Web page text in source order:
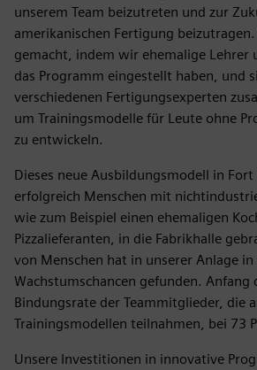
unserem Team beizutreten und zur
amerikanischen Fertigung
gemacht, indem wir ehemalige Lehrer
das Programm eingestellt haben, und
verschiedenen Fertigungsexperten
um Trainingsmodelle für Leute ohne
zu entwickeln.
Dieses neue Ausbildungsmodell in
erfolgreich Menschen mit
wie zum Beispiel einen ehemaligen
Pizzalieferanten, in die Fabrikhalle
von Menschen hat in unserer Anlage
Wachstumschancen gefunden. Anfang
Bindungsrate der Teammitglieder, die
Trainingsmodellen teilnahmen, bei 73
Unsere Investitionen in innovative